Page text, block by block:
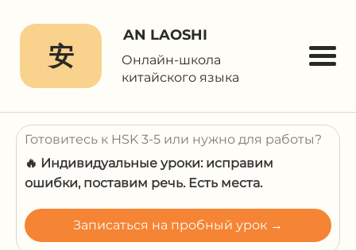
安
AN LAOSHI
Онлайн-школа
китайского языка
Готовитесь к HSK 3-5 или нужно для работы?
🔥 Индивидуальные уроки: исправим
ошибки, поставим речь. Есть места.
Записаться на пробный урок →